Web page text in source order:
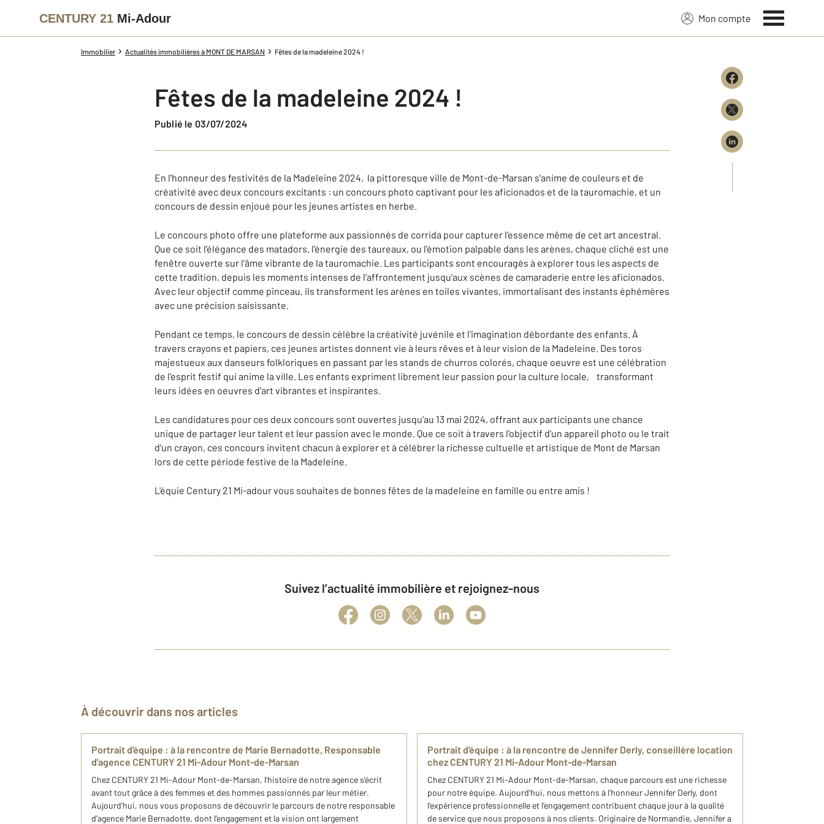
CENTURY 21 Mi-Adour Mon compte
Immobilier Actualités immobilières à MONT DE MARSAN Fêtes de la madeleine 2024 !
Fêtes de la madeleine 2024 !
Publié le 03/07/2024
En l'honneur des festivités de la Madeleine 2024, la pittoresque ville de Mont-de-Marsan s'anime de couleurs et de
créativité avec deux concours excitants : un concours photo captivant pour les aficionados et de la tauromachie, et un
concours de dessin enjoué pour les jeunes artistes en herbe.
Le concours photo offre une plateforme aux passionnés de corrida pour capturer l'essence même de cet art ancestral.
Que ce soit l'élégance des matadors, l'énergie des taureaux, ou l'émotion palpable dans les arènes, chaque cliché est une
fenêtre ouverte sur l'âme vibrante de la tauromachie. Les participants sont encouragés à explorer tous les aspects de
cette tradition, depuis les moments intenses de l'affrontement jusqu'aux scènes de camaraderie entre les aficionados.
Avec leur objectif comme pinceau, ils transforment les arènes en toiles vivantes, immortalisant des instants éphémères
avec une précision saisissante.
Pendant ce temps, le concours de dessin célèbre la créativité juvénile et l'imagination débordante des enfants. À
travers crayons et papiers, ces jeunes artistes donnent vie à leurs rêves et à leur vision de la Madeleine. Des toros
majestueux aux danseurs folkloriques en passant par les stands de churros colorés, chaque oeuvre est une célébration
de l'esprit festif qui anime la ville. Les enfants expriment librement leur passion pour la culture locale,
transformant
leurs idées en oeuvres d'art vibrantes et inspirantes.
Les candidatures pour ces deux concours sont ouvertes jusqu'au 13 mai 2024, offrant aux participants une chance
unique de partager leur talent et leur passion avec le monde. Que ce soit à travers l'objectif d'un appareil photo ou le trait
d'un crayon, ces concours invitent chacun à explorer et à célébrer la richesse cultuelle et artistique de Mont de Marsan
lors de cette période festive de la Madeleine.
L'équie Century 21 Mi-adour vous souhaites de bonnes fêtes de la madeleine en famille ou entre amis !
Suivez l’actualité immobilière et rejoignez-nous
À découvrir dans nos articles
Portrait d'équipe : à la rencontre de Marie Bernadotte, Responsable
d'agence CENTURY 21 Mi-Adour Mont-de-Marsan
Chez CENTURY 21 Mi-Adour Mont-de-Marsan, l'histoire de notre agence s'écrit
avant tout grâce à des femmes et des hommes passionnés par leur métier.
Aujourd'hui, nous vous proposons de découvrir le parcours de notre responsable
d'agence Marie Bernadotte, dont l'engagement et la vision ont largement
Portrait d'équipe : à la rencontre de Jennifer Derly, conseillère location
chez CENTURY 21 Mi-Adour Mont-de-Marsan
Chez CENTURY 21 Mi-Adour Mont-de-Marsan, chaque parcours est une richesse
pour notre équipe. Aujourd'hui, nous mettons à l'honneur Jennifer Derly, dont
l'expérience professionnelle et l'engagement contribuent chaque jour à la qualité
de service que nous proposons à nos clients. Originaire de Normandie, Jennifer a